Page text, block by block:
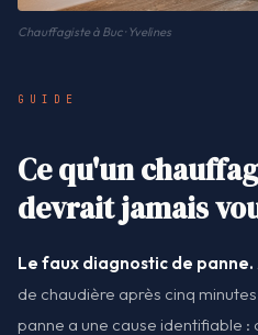
Chauffagiste à Buc · Yvelines
GUIDE
Ce qu'un
devrait jamais
Le faux diagnostic de panne.
de chaudière après cinq
panne a une cause identifiable